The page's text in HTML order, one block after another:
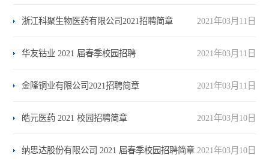
浙江科聚生物医药有限公司2021招聘简章 2021年03月11日
华友钴业 2021 届春季校园招聘 2021年03月11日
金隆铜业有限公司2021招聘简章 2021年03月11日
皓元医药 2021 校园招聘简章 2021年03月10日
纳思达股份有限公司 2021 届春季校园招聘简章 2021年03月10日